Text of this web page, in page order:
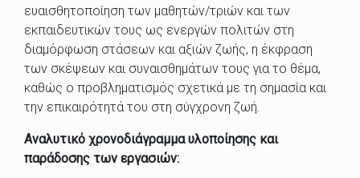
ευαισθητοποίηση των μαθητών/τριών και των
εκπαιδευτικών τους ως ενεργών πολιτών στη
διαμόρφωση στάσεων και αξιών ζωής, η έκφραση
των σκέψεων και συναισθημάτων τους για το θέμα,
καθώς ο προβληματισμός σχετικά με τη σημασία και
την επικαιρότητά του στη σύγχρονη ζωή.
Αναλυτικό χρονοδιάγραμμα υλοποίησης και
παράδοσης των εργασιών: